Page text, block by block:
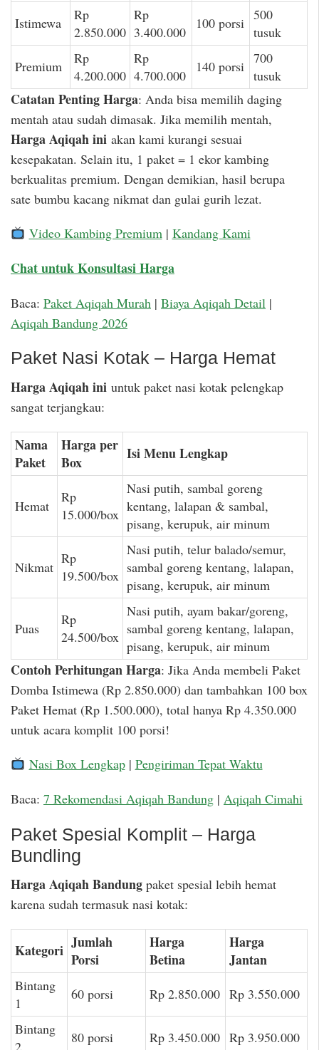
Istimewa
Rp
2.850.000
Rp
3.400.000
100 porsi 500
tusuk
Premium
Rp
4.200.000
Rp
4.700.000
140 porsi 700
tusuk
Catatan Penting Harga: Anda bisa memilih daging
mentah atau sudah dimasak. Jika memilih mentah,
Harga Aqiqah ini akan kami kurangi sesuai
kesepakatan. Selain itu, 1 paket = 1 ekor kambing
berkualitas premium. Dengan demikian, hasil berupa
sate bumbu kacang nikmat dan gulai gurih lezat.
Video Kambing Premium| Kandang Kami
Chat untuk Konsultasi Harga
Baca: Paket Aqiqah Murah | Biaya Aqiqah Detail |
Aqiqah Bandung 2026
Paket Nasi Kotak – Harga Hemat
Harga Aqiqah ini untuk paket nasi kotak pelengkap
sangat terjangkau:
Nama
Paket
Harga per
Box
Isi Menu Lengkap
Hemat
Rp
15.000/box
Nasi putih, sambal goreng
kentang, lalapan & sambal,
pisang, kerupuk, air minum
Nikmat
Rp
19.500/box
Nasi putih, telur balado/semur,
sambal goreng kentang, lalapan,
pisang, kerupuk, air minum
Puas
Rp
24.500/box
Nasi putih, ayam bakar/goreng,
sambal goreng kentang, lalapan,
pisang, kerupuk, air minum
Contoh Perhitungan Harga: Jika Anda membeli Paket
Domba Istimewa (Rp 2.850.000) dan tambahkan 100 box
Paket Hemat (Rp 1.500.000), total hanya Rp 4.350.000
untuk acara komplit 100 porsi!
Nasi Box Lengkap| Pengiriman Tepat Waktu
Baca: 7 Rekomendasi Aqiqah Bandung | Aqiqah Cimahi
Paket Spesial Komplit – Harga
Bundling
Harga Aqiqah Bandung paket spesial lebih hemat
karena sudah termasuk nasi kotak:
Kategori Jumlah
Porsi
Harga
Betina
Harga
Jantan
Bintang
1
60 porsi Rp 2.850.000 Rp 3.550.000
Bintang
2
80 porsi Rp 3.450.000 Rp 3.950.000